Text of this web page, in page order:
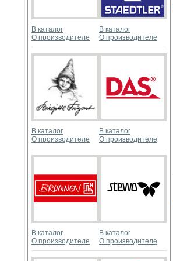
В каталог
О производителе
В каталог
О производителе
В каталог
О производителе
В каталог
О производителе
В каталог
О производителе
В каталог
О производителе